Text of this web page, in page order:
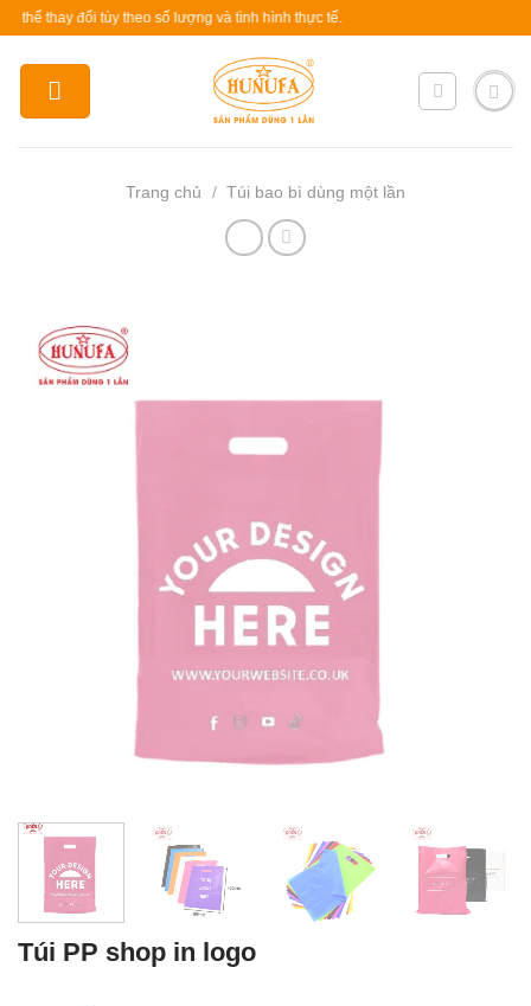
Skip
content
đổi tùy theo số lượng và tình hình thực tế.
Trang chủ / Túi bao bì dùng một lần
Túi PP shop in logo